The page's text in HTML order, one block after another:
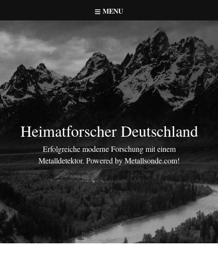
to
content
MENU
Heimatforscher Deutschland
Erfolgreiche moderne Forschung mit einem
Metalldetektor. Powered by Metallsonde.com!